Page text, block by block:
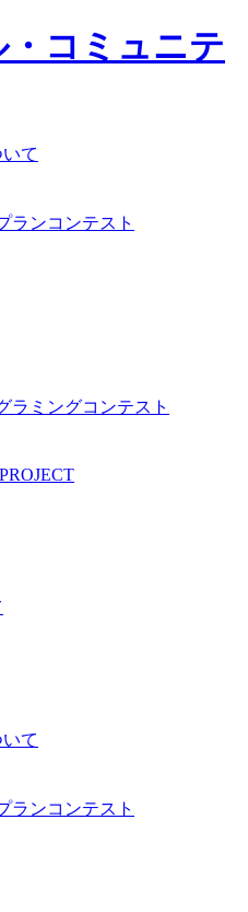
て
ランコンテスト
ラミングコンテスト
て
ランコンテスト